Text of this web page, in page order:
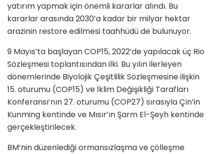
yatırım yapmak için önemli kararlar alındı. Bu
kararlar arasında 2030’a kadar bir milyar hektar
arazinin restore edilmesi taahhüdü de bulunuyor.
9 Mayıs’ta başlayan COP15, 2022’de yapılacak üç Rio
Sözleşmesi toplantısından ilki. Bu yılın ilerleyen
dönemlerinde Biyolojik Çeşitlilik Sözleşmesine ilişkin
15. oturumu (COP15) ve İklim Değişikliği Tarafları
Konferansı’nın 27. oturumu (COP27) sırasıyla Çin’in
Kunming kentinde ve Mısır’ın Şarm El-Şeyh kentinde
gerçekleştirilecek.
BM’nin düzenlediği ormansızlaşma ve çölleşme